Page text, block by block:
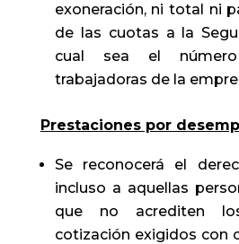
exoneración, ni total ni
de las cuotas a la
cual sea el
trabajadoras de la
Prestaciones por
Se reconocerá el
incluso a aquellas
que no acrediten
cotización exigidos con